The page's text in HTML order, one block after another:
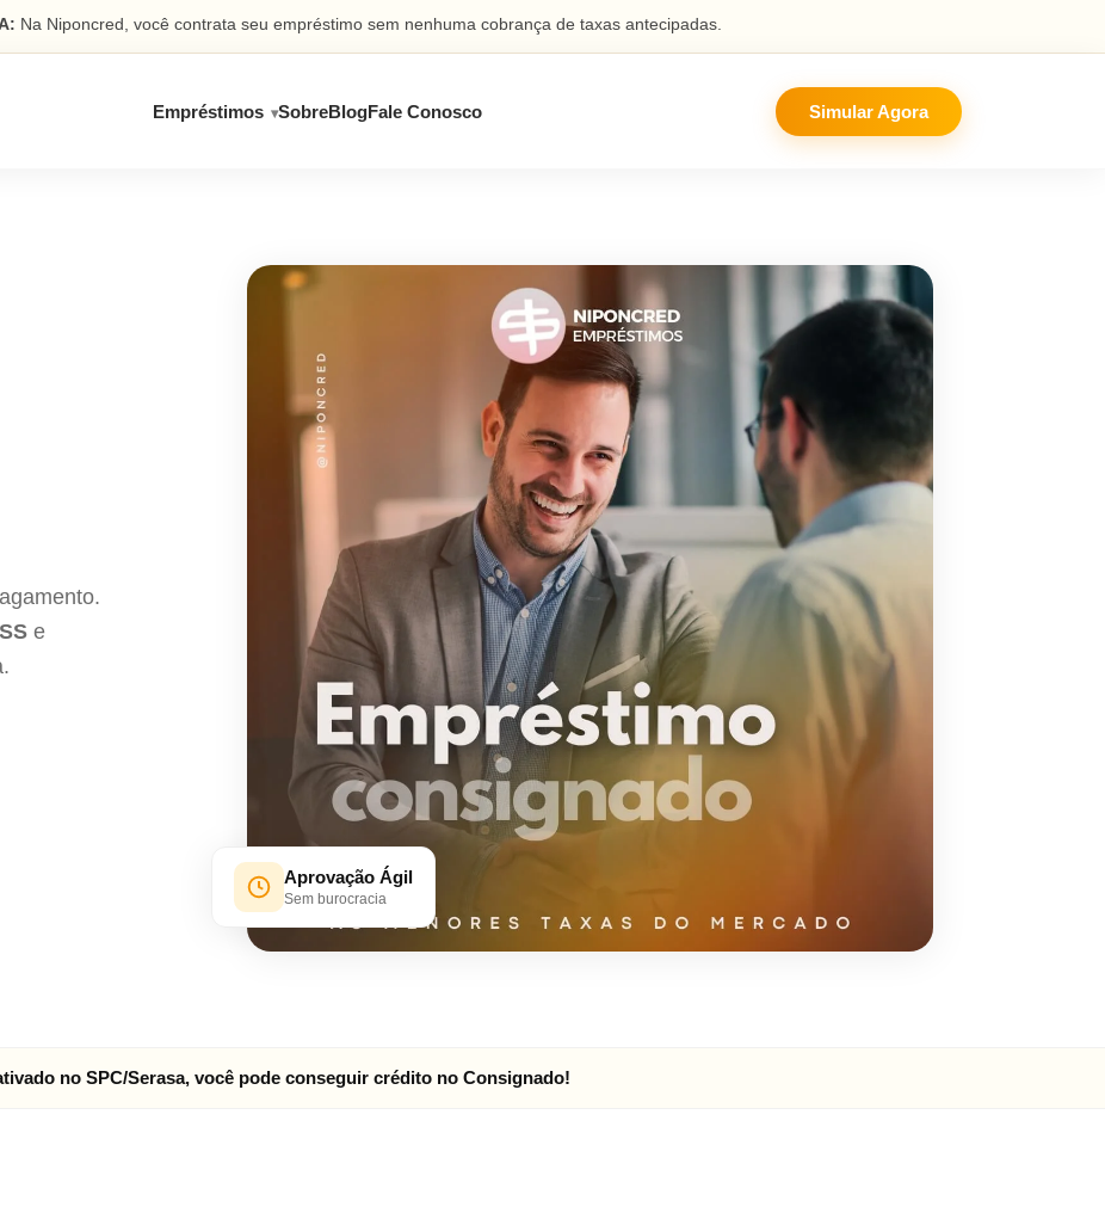
Na Niponcred, você contrata seu empréstimo sem nenhuma cobrança de taxas antecipadas.
Empréstimos SobreBlogFale Conosco Simular Agora
e
Aprovação Ágil
Sem burocracia
no SPC/Serasa, você pode conseguir crédito no Consignado!